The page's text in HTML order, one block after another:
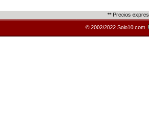
** Precios
© 2002/2022 Solo10.com